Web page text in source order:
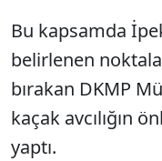
Bu kapsamda
belirlenen
bırakan DKMP
kaçak avcılığın
yaptı.